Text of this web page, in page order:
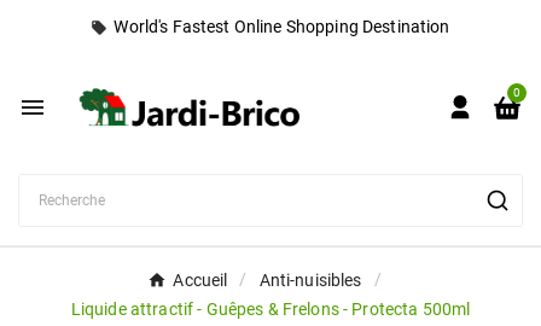
local_offer World's Fastest Online Shopping Destination

0
Accueil
Anti-nuisibles
Liquide attractif - Guêpes & Frelons - Protecta 500ml